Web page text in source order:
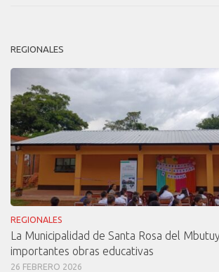
REGIONALES
REGIONALES
La Municipalidad de Santa Rosa del
importantes obras educativas
26 FEBRERO 2026